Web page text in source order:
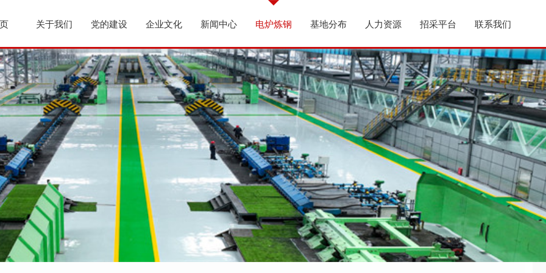
关于我们 党的建设 企业文化 新闻中心 电炉炼钢 基地分布 人力资源 招采平台 联系我们